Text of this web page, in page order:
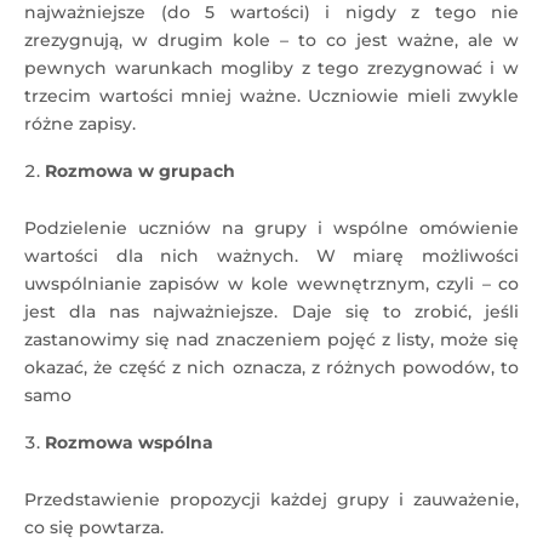
najważniejsze (do 5 wartości) i nigdy z tego nie
zrezygnują, w drugim kole – to co jest ważne, ale w
pewnych warunkach mogliby z tego zrezygnować i w
trzecim wartości mniej ważne. Uczniowie mieli zwykle
różne zapisy.
Rozmowa w grupach
Podzielenie uczniów na grupy i wspólne omówienie
wartości dla nich ważnych. W miarę możliwości
uwspólnianie zapisów w kole wewnętrznym, czyli – co
jest dla nas najważniejsze. Daje się to zrobić, jeśli
zastanowimy się nad znaczeniem pojęć z listy, może się
okazać, że część z nich oznacza, z różnych powodów, to
samo
Rozmowa wspólna
Przedstawienie propozycji każdej grupy i zauważenie,
co się powtarza.